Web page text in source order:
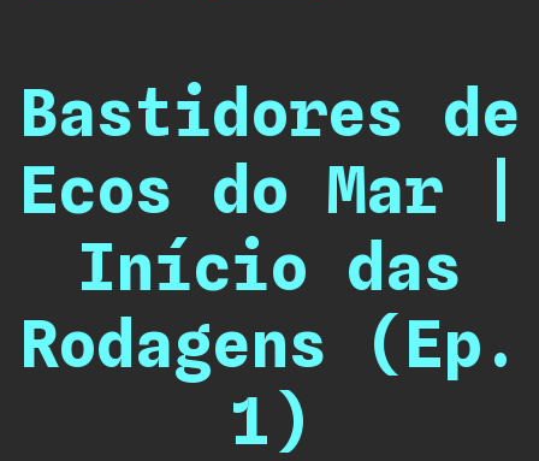
Bastidores de
Ecos do Mar |
Início das
Rodagens (Ep.
1)